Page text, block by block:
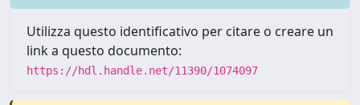
Utilizza questo identificativo per citare o creare un
link a questo documento:
https://hdl.handle.net/11390/1074097